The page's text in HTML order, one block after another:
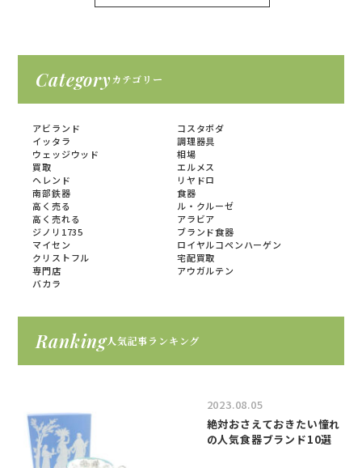
Categoryカテゴリー
アビランド
コスタボダ
イッタラ
調理器具
ウェッジウッド
相場
買取
エルメス
ヘレンド
リヤドロ
南部鉄器
食器
高く売る
ル・クルーゼ
高く売れる
アラビア
ジノリ1735
ブランド食器
マイセン
ロイヤルコペンハーゲン
クリストフル
宅配買取
専門店
アウガルテン
バカラ
Ranking人気記事ランキング
2023.08.05
絶対おさえておきたい憧れ
の人気食器ブランド10選